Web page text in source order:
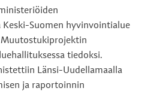
Keski-Suomen hyvinvointialue
Muutostukiprojektin
tiedoksi.
Länsi-Uudellamaalla
ja raportoinnin